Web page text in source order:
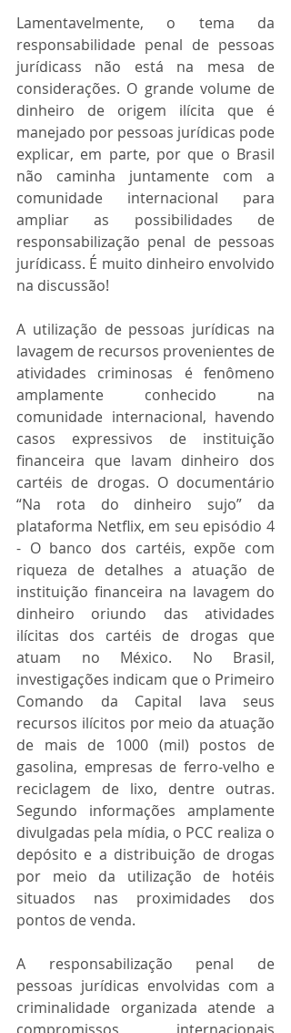
Lamentavelmente, o tema da
responsabilidade penal de pessoas
jurídicass não está na mesa de
considerações. O grande volume de
dinheiro de origem ilícita que é
manejado por pessoas jurídicas pode
explicar, em parte, por que o Brasil
não caminha juntamente com a
comunidade internacional para
ampliar as possibilidades de
responsabilização penal de pessoas
jurídicass. É muito dinheiro envolvido
na discussão!
A utilização de pessoas jurídicas na
lavagem de recursos provenientes de
atividades criminosas é fenômeno
amplamente conhecido na
comunidade internacional, havendo
casos expressivos de instituição
financeira que lavam dinheiro dos
cartéis de drogas. O documentário
“Na rota do dinheiro sujo” da
plataforma Netflix, em seu episódio 4
- O banco dos cartéis, expõe com
riqueza de detalhes a atuação de
instituição financeira na lavagem do
dinheiro oriundo das atividades
ilícitas dos cartéis de drogas que
atuam no México. No Brasil,
investigações indicam que o Primeiro
Comando da Capital lava seus
recursos ilícitos por meio da atuação
de mais de 1000 (mil) postos de
gasolina, empresas de ferro-velho e
reciclagem de lixo, dentre outras.
Segundo informações amplamente
divulgadas pela mídia, o PCC realiza o
depósito e a distribuição de drogas
por meio da utilização de hotéis
situados nas proximidades dos
pontos de venda.
A responsabilização penal de
pessoas jurídicas envolvidas com a
criminalidade organizada atende a